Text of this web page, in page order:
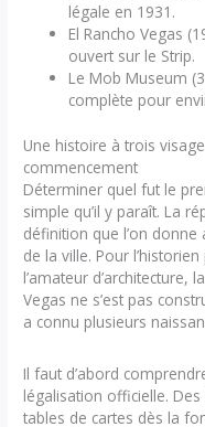
légale en 1931.
El Rancho Vegas
ouvert sur le Strip.
Le Mob Museum
complète pour
Une histoire à trois
commencement
Déterminer quel fut le
simple qu’il y paraît. La
définition que l’on
de la ville. Pour
l’amateur d’architecture,
Vegas ne s’est pas
a connu plusieurs
Il faut d’abord
légalisation officielle.
tables de cartes dès la